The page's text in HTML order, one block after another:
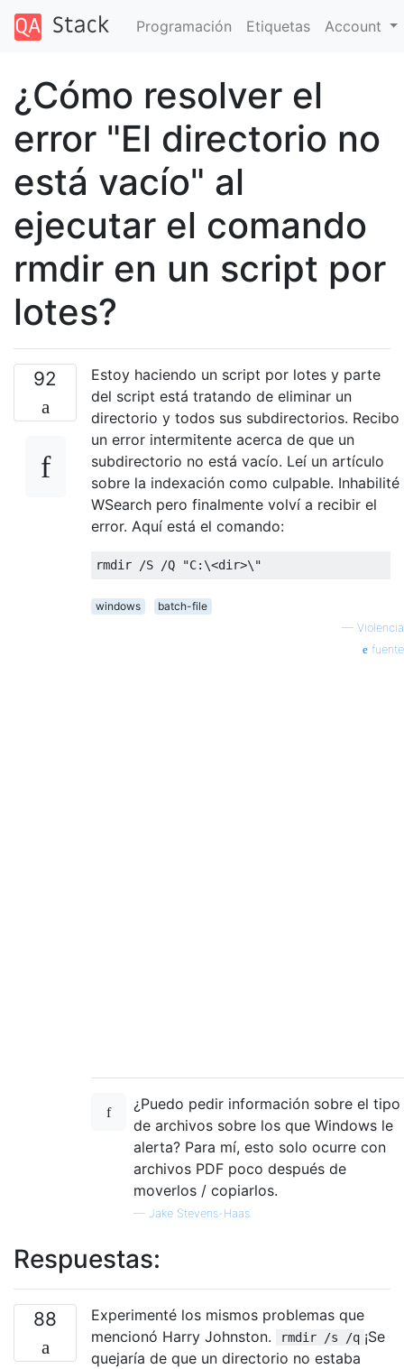
Programación Etiquetas Account
¿Cómo resolver el
error "El directorio no
está vacío" al
ejecutar el comando
rmdir en un script por
lotes?
92
Estoy haciendo un script por lotes y parte
del script está tratando de eliminar un
directorio y todos sus subdirectorios. Recibo
un error intermitente acerca de que un
subdirectorio no está vacío. Leí un artículo
sobre la indexación como culpable. Inhabilité
WSearch pero finalmente volví a recibir el
error. Aquí está el comando:
windows
batch-file
— Violencia
fuente
¿Puedo pedir información sobre el tipo
de archivos sobre los que Windows le
alerta? Para mí, esto solo ocurre con
archivos PDF poco después de
moverlos / copiarlos.
— Jake Stevens-Haas
Respuestas:
88
Experimenté los mismos problemas que
mencionó Harry Johnston.
rmdir /s /q ¡Se
quejaría de que un directorio no estaba